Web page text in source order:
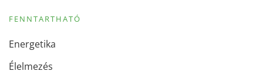
FENNTARTHATÓ
Energetika
Élelmezés